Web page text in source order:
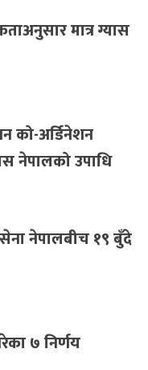
मात्र ग्यास
अर्डिनेशन
नेपालको उपाधि
सेना नेपालबीच १९ बुँदे
७ निर्णय